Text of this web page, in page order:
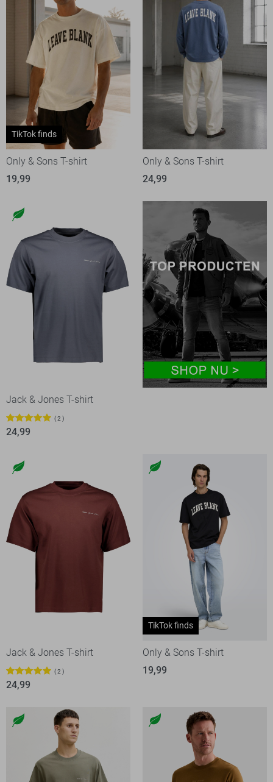
TikTok finds
Only & Sons T-shirt
19,99
Only & Sons T-shirt
24,99
Jack & Jones T-shirt
2
24,99
Jack & Jones T-shirt
2
24,99
TikTok finds
Only & Sons T-shirt
19,99